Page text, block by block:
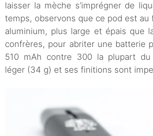
laisser la mèche s’imprégner de
temps, observons que ce pod est au
aluminium, plus large et épais que
confrères, pour abriter une batterie
510 mAh contre 300 la plupart
léger (34 g) et ses finitions sont